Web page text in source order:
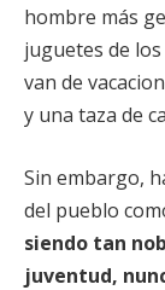
hombre más
juguetes de
van de
y una taza de
Sin embargo,
del pueblo
siendo tan
juventud,